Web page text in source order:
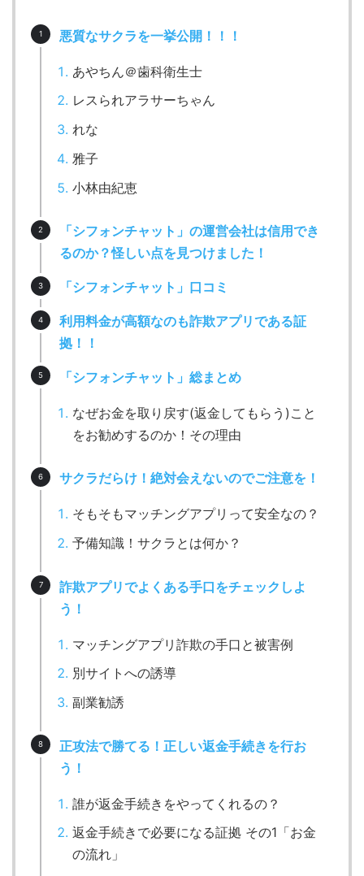
悪質なサクラを一挙公開！！！
あやちん＠歯科衛生士
レスられアラサーちゃん
れな
雅子
小林由紀恵
「シフォンチャット」の運営会社は信用でき
るのか？怪しい点を見つけました！
「シフォンチャット」口コミ
利用料金が高額なのも詐欺アプリである証
拠！！
「シフォンチャット」総まとめ
なぜお金を取り戻す(返金してもらう)こと
をお勧めするのか！その理由
サクラだらけ！絶対会えないのでご注意を！
そもそもマッチングアプリって安全なの？
予備知識！サクラとは何か？
詐欺アプリでよくある手口をチェックしよ
う！
マッチングアプリ詐欺の手口と被害例
別サイトへの誘導
副業勧誘
正攻法で勝てる！正しい返金手続きを行お
う！
誰が返金手続きをやってくれるの？
返金手続きで必要になる証拠 その1「お金
の流れ」